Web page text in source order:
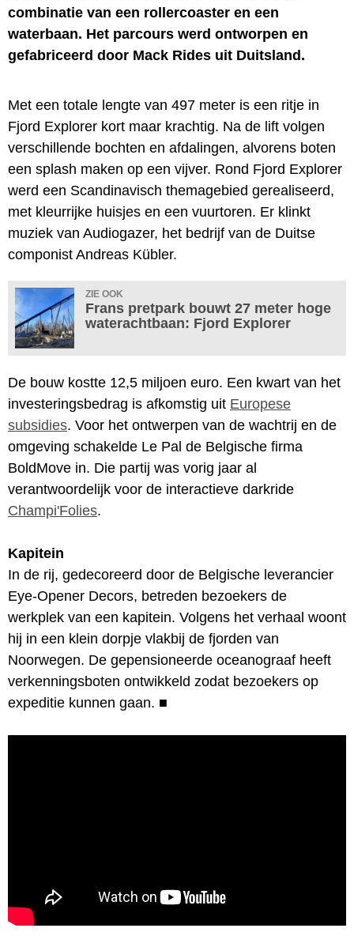
combinatie van een rollercoaster en een
waterbaan. Het parcours werd ontworpen en
gefabriceerd door Mack Rides uit Duitsland.
Met een totale lengte van 497 meter is een ritje in
Fjord Explorer kort maar krachtig. Na de lift volgen
verschillende bochten en afdalingen, alvorens boten
een splash maken op een vijver. Rond Fjord Explorer
werd een Scandinavisch themagebied gerealiseerd,
met kleurrijke huisjes en een vuurtoren. Er klinkt
muziek van Audiogazer, het bedrijf van de Duitse
componist Andreas Kübler.
ZIE OOK
Frans pretpark bouwt 27 meter hoge
waterachtbaan: Fjord Explorer
De bouw kostte 12,5 miljoen euro. Een kwart van het
investeringsbedrag is afkomstig uit Europese
subsidies. Voor het ontwerpen van de wachtrij en de
omgeving schakelde Le Pal de Belgische firma
BoldMove in. Die partij was vorig jaar al
verantwoordelijk voor de interactieve darkride
Champi'Folies.
Kapitein
In de rij, gedecoreerd door de Belgische leverancier
Eye-Opener Decors, betreden bezoekers de
werkplek van een kapitein. Volgens het verhaal woont
hij in een klein dorpje vlakbij de fjorden van
Noorwegen. De gepensioneerde oceanograaf heeft
verkenningsboten ontwikkeld zodat bezoekers op
expeditie kunnen gaan. ■